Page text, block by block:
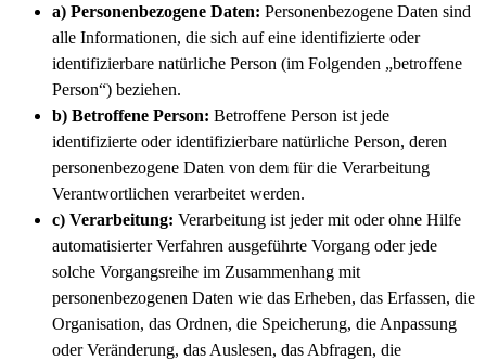
a) Personenbezogene Daten: Personenbezogene Daten sind
alle Informationen, die sich auf eine identifizierte oder
identifizierbare natürliche Person (im Folgenden „betroffene
Person“) beziehen.
b) Betroffene Person: Betroffene Person ist jede
identifizierte oder identifizierbare natürliche Person, deren
personenbezogene Daten von dem für die Verarbeitung
Verantwortlichen verarbeitet werden.
c) Verarbeitung: Verarbeitung ist jeder mit oder ohne Hilfe
automatisierter Verfahren ausgeführte Vorgang oder jede
solche Vorgangsreihe im Zusammenhang mit
personenbezogenen Daten wie das Erheben, das Erfassen, die
Organisation, das Ordnen, die Speicherung, die Anpassung
oder Veränderung, das Auslesen, das Abfragen, die